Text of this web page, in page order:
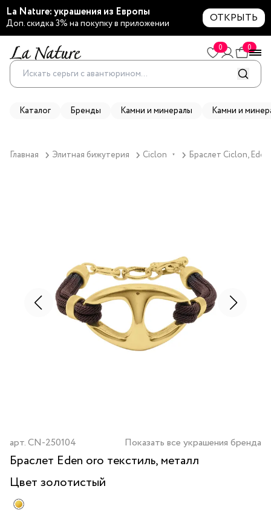
La Nature: украшения из Европы
Доп. скидка 3% на покупку в приложении ОТКРЫТЬ
0 0
Каталог Бренды Камни и минералы Камни и
Главная Элитная бижутерия Ciclon ▼ Браслет Ciclon,
арт.CN-250104 Показать все украшения бренда
Браслет Eden oro текстиль, металл
Цвет золотистый